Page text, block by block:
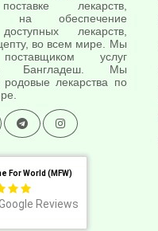
лекарств,
на обеспечение
лекарств,
во всем мире. Мы
услуг
в Бангладеш. Мы
лекарства по
For World (MFW)
Reviews